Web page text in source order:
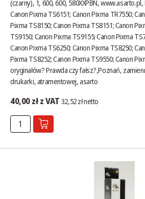
(czarny), 1, 600, 600, 580XXPBN,www.asarto.pl,
Canon Pixma TS6151; Canon Pixma TR7550;
Pixma TS8150; Canon Pixma TS8151; Canon
TS9150; Canon Pixma TS9155; Canon Pixma
Canon Pixma TS6250; Canon Pixma TS8250;
Pixma TS8252; Canon Pixma TS9550; Canon
oryginałów? Prawda czy fałsz?,Poznań,
drukarki, atramentowej, asarto
40,00 zł z VAT 32,52 zł netto